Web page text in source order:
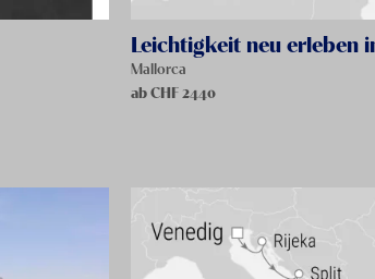
Leichtigkeit neu erleben
Mallorca
ab CHF 2440